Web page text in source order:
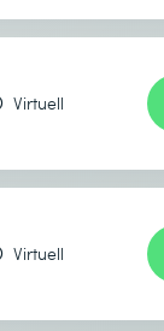
Virtuell
Virtuell